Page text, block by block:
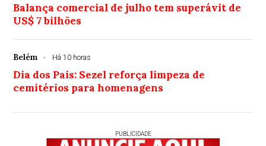
Balança comercial de julho tem superávit de
US$ 7 bilhões
Belém Há 10 horas
Dia dos Pais: Sezel reforça limpeza de
cemitérios para homenagens
PUBLICIDADE